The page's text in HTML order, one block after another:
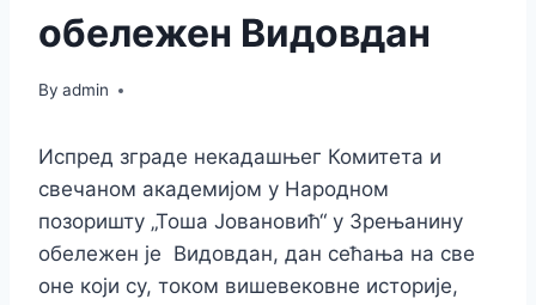
обележен Видовдан
By admin
Испред зграде некадашњег Комитета и
свечаном академијом у Народном
позоришту „Тоша Јовановић“ у Зрењанину
обележен је Видовдан, дан сећања на све
оне који су, током вишевековне историје,